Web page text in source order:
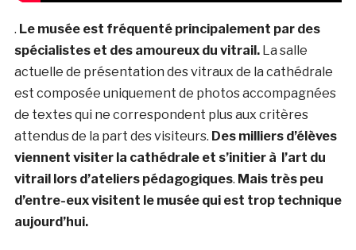
. Le musée est fréquenté principalement par des
spécialistes et des amoureux du vitrail.La salle
actuelle de présentation des vitraux de la cathédrale
est composée uniquement de photos accompagnées
de textes qui ne correspondent plus aux critères
attendus de la part des visiteurs. Des milliers d’élèves
viennent visiter la cathédrale et s’initier à l’art du
vitrail lors d’ateliers pédagogiques. Mais très peu
d’entre-eux visitent le musée qui est trop technique
aujourd’hui.